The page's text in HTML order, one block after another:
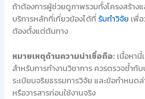
ถ้าต้องการผู้ช่วยดูภาพรวมทั้งโครงสร้างแ
บริการหลักที่เกี่ยวข้องได้ที่ รับทำวิจัย เพื่
ต้องตั้งแต่ต้นทาง
หมายเหตุด้านความน่าเชื่อถือ: เนื้อหานี้
สำหรับการทำงานวิชาการ ควรตรวจซ้ำกั
ระเบียบจริยธรรมการวิจัย และข้อกำหน
หรือวารสารก่อนใช้งานจริง